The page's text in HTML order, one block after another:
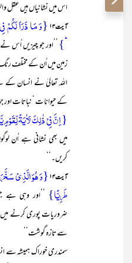
اس میں نشانیاں ہیں عقل
آیت۱۳
{وَ مَا ذَرَاَ لَکُمۡ
ؕ} ’’اور جو چیزیں اُس
زمین میں اُن کے مختلف رنگ
اللہ تعالیٰ نے انسان کے
کے حیوانات ‘ نباتات اور
{ اِنَّ فِیۡ ذٰلِکَ لَاٰیَۃً لِّقَوۡمٍ
میں بھی نشانی ہے اُن
کریں۔‘‘
آیت۴ ۱ {وَ ہُوَ الَّذِیۡ سَخَّرَ
طَرِیًّا} ’’اور وہی
ضروریات پوری کرنے میں
سے تازہ گوشت‘‘
سمندری خوراک ہمیشہ سے